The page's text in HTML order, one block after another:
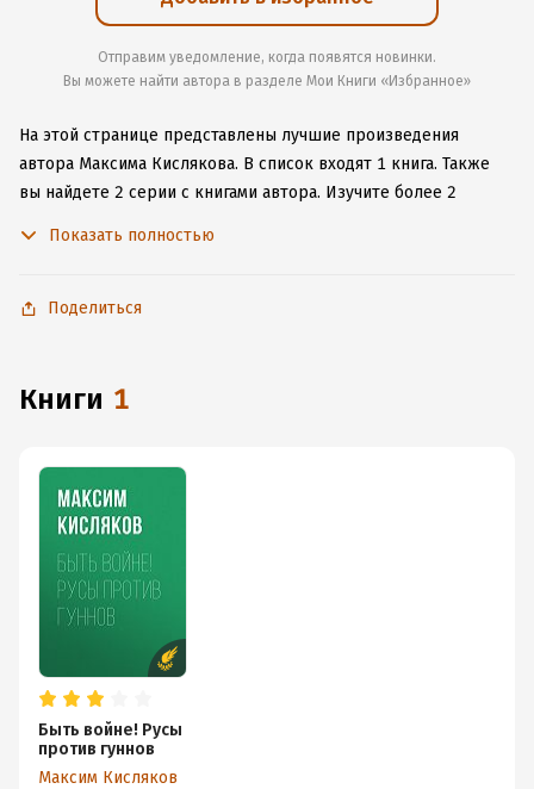
Отправим уведомление, когда появятся новинки.
Вы можете найти автора в разделе Мои Книги «Избранное»
На этой странице представлены лучшие произведения
автора Максима Кислякова. В список входят 1 книга. Также
вы найдете 2 серии с книгами автора. Изучите более 2
не расставаться с любимыми произведениями даже без
Показать полностью
Поделиться
книги 1
Быть войне! Русы
против гуннов
Максим Кисляков